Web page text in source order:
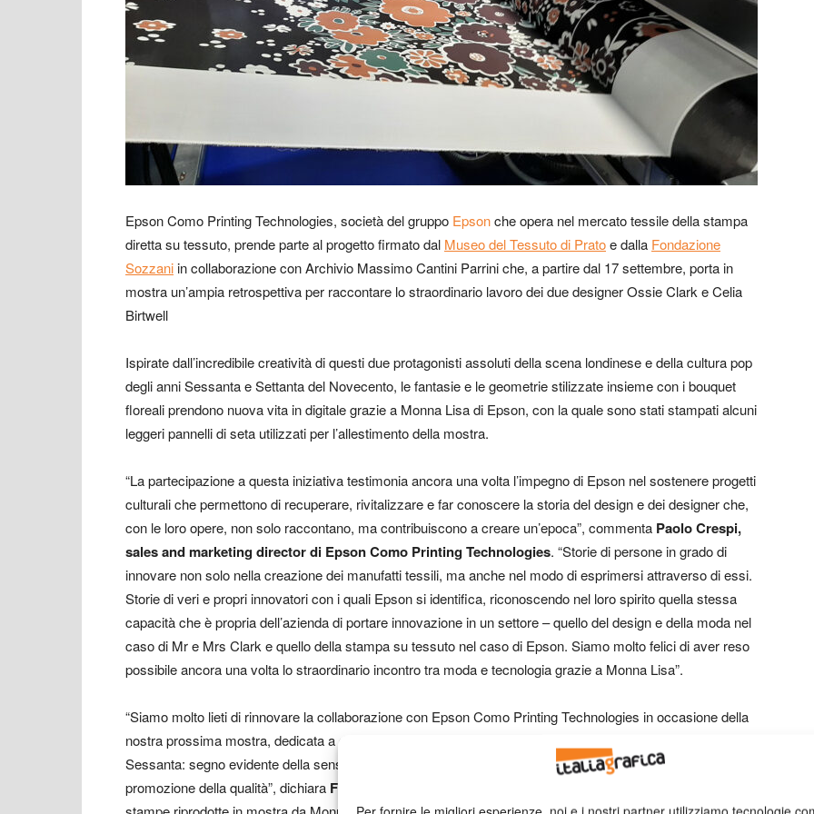
Epson Como Printing Technologies, società del gruppo Epsonche opera nel mercato tessile della stampa
diretta su tessuto, prende parte al progetto firmato dal Museo del Tessuto di Pratoe dalla Fondazione
Sozzaniin collaborazione con Archivio Massimo Cantini Parrini che, a partire dal 17 settembre, porta in
mostra un’ampia retrospettiva per raccontare lo straordinario lavoro dei due designer Ossie Clark e Celia
Birtwell
Ispirate dall’incredibile creatività di questi due protagonisti assoluti della scena londinese e della cultura pop
degli anni Sessanta e Settanta del Novecento, le fantasie e le geometrie stilizzate insieme con i bouquet
floreali prendono nuova vita in digitale grazie a Monna Lisa di Epson, con la quale sono stati stampati alcuni
leggeri pannelli di seta utilizzati per l’allestimento della mostra.
“La partecipazione a questa iniziativa testimonia ancora una volta l’impegno di Epson nel sostenere progetti
culturali che permettono di recuperare, rivitalizzare e far conoscere la storia del design e dei designer che,
con le loro opere, non solo raccontano, ma contribuiscono a creare un’epoca”, commenta Paolo Crespi,
sales and marketing director di Epson Como Printing Technologies. “Storie di persone in grado di
innovare non solo nella creazione dei manufatti tessili, ma anche nel modo di esprimersi attraverso di essi.
Storie di veri e propri innovatori con i quali Epson si identifica, riconoscendo nel loro spirito quella stessa
capacità che è propria dell’azienda di portare innovazione in un settore – quello del design e della moda nel
caso di Mr e Mrs Clark e quello della stampa su tessuto nel caso di Epson. Siamo molto felici di aver reso
possibile ancora una volta lo straordinario incontro tra moda e tecnologia grazie a Monna Lisa”.
“Siamo molto lieti di rinnovare la collaborazione con Epson Como Printing Technologies in occasione della
nostra prossima mostra, dedicata a due icone della moda e del tessuto stampato londinese degli anni
Sessanta: segno evidente della sensibilità dell’azienda verso la diffusione della cultura e verso la
promozione della qualità”, dichiara Filippo Guarini, Direttore del Museo del Tessuto di Prato